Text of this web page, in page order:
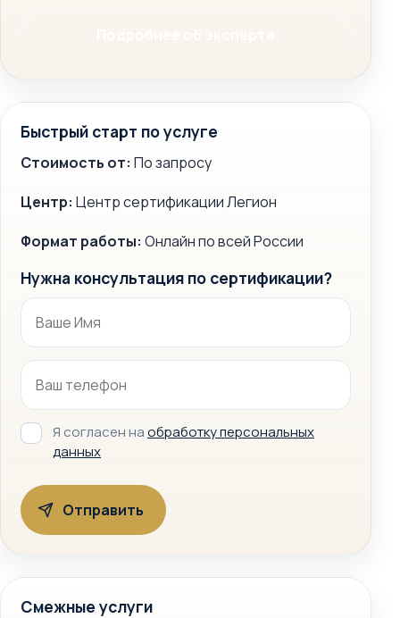
Быстрый старт по услуге
Стоимость от: По запросу
Центр: Центр сертификации Легион
Формат работы: Онлайн по всей России
Нужна консультация по сертификации?
Я согласен наобработку персональных
данных
Смежные услуги